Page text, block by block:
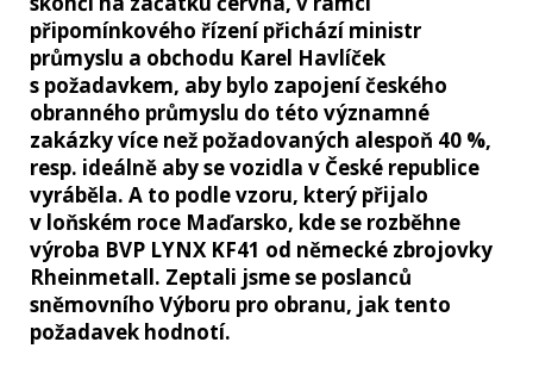
připomínkového řízení přichází ministr
průmyslu a obchodu Karel Havlíček
s požadavkem, aby bylo zapojení českého
obranného průmyslu do této významné
zakázky více než požadovaných alespoň 40 %,
resp. ideálně aby se vozidla v České republice
vyráběla. A to podle vzoru, který přijalo
v loňském roce Maďarsko, kde se rozběhne
výroba BVP LYNX KF41 od německé zbrojovky
Rheinmetall. Zeptali jsme se poslanců
sněmovního Výboru pro obranu, jak tento
požadavek hodnotí.